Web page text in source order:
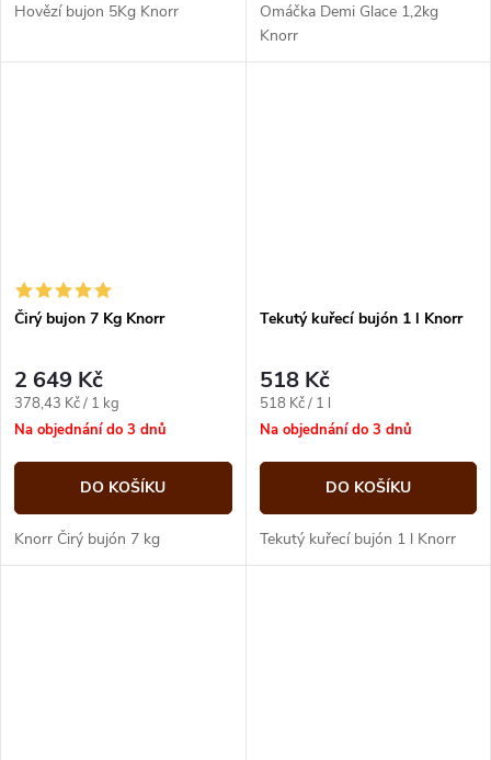
Hovězí bujon 5Kg Knorr
Omáčka Demi Glace 1,2kg
Knorr
Čirý bujon 7 Kg Knorr
2 649 Kč
Měrná
cena:
378,43 Kč / 1 kg
Na objednání do 3 dnů
DO KOŠÍKU
Knorr Čirý bujón 7 kg
Tekutý kuřecí bujón 1 l Knorr
518 Kč
Měrná
cena:
518 Kč / 1 l
Na objednání do 3 dnů
DO KOŠÍKU
Tekutý kuřecí bujón 1 l Knorr